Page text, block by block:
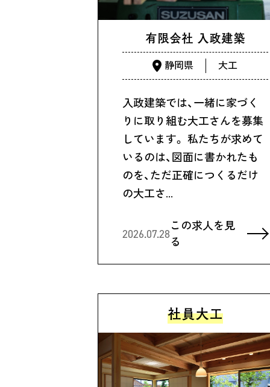
有限会社 入政建築
静岡県 大工
入政建築では、一緒に家づく
りに取り組む大工さんを募集
しています。 私たちが求めて
いるのは、図面に書かれたも
のを、ただ正確につくるだけ
の大工さ…
2026.07.28
この求人を見
る
社員大工